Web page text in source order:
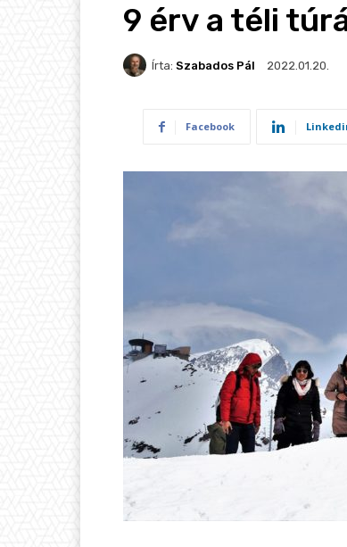
9 érv a téli
Írta: Szabados Pál 2022.01.20.
Facebook